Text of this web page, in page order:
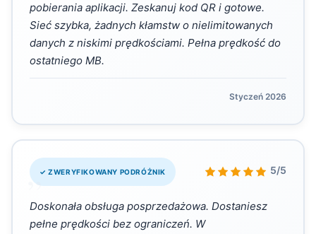
pobierania aplikacji. Zeskanuj kod QR i gotowe.
Sieć szybka, żadnych kłamstw o nielimitowanych
danych z niskimi prędkościami. Pełna prędkość do
ostatniego MB.
Styczeń 2026
✓ ZWERYFIKOWANY PODRÓŻNIK 5/5
„
Doskonała obsługa posprzedażowa. Dostaniesz
pełne prędkości bez ograniczeń. W